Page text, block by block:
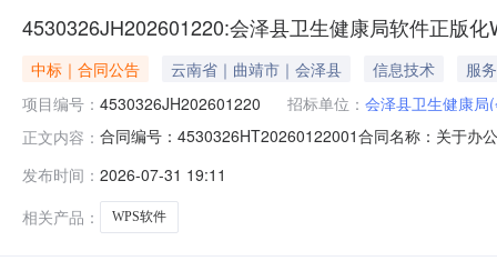
4530326JH202601220:会泽县卫生健康局软件正版
中标｜合同公告 云南省｜曲靖市｜会泽县 信息技术
服务
项目编号： 4530326JH202601220 招标单位： 会泽县卫生健康局
正文内容： 合同编号：4530326HT20260122001合同名称：关于办
核前公示：采购公告（或单一来源审核前公示）：专家
发布时间： 2026-07-31 19:11
相关产品：
WPS软件